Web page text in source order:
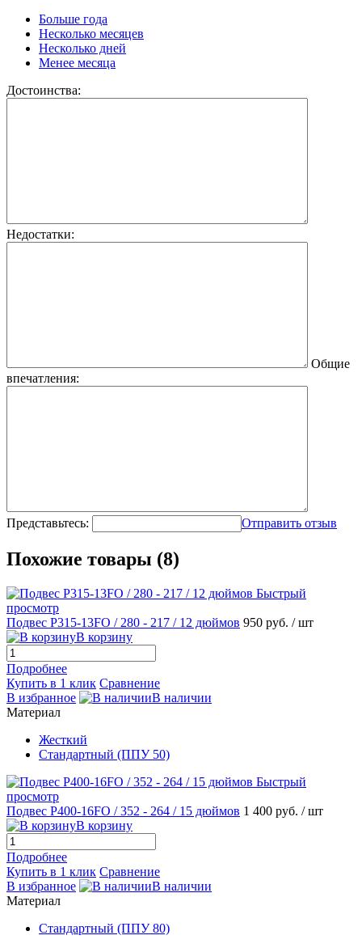
Больше года
Несколько месяцев
Несколько дней
Менее месяца
Достоинства:
Недостатки:
Общие
впечатления:
Представьтесь: Отправить отзыв
Похожие товары (8)
Быстрый
просмотр
Подвес Р315-13FO / 280 - 217 / 12 дюймов 950 руб. / шт
В корзину
Подробнее
Купить в 1 клик Сравнение
В избранное
В наличии
Материал
Жесткий
Стандартный (ППУ 50)
Быстрый
просмотр
Подвес P400-16FO / 352 - 264 / 15 дюймов 1 400 руб. / шт
В корзину
Подробнее
Купить в 1 клик Сравнение
В избранное
В наличии
Материал
Стандартный (ППУ 80)